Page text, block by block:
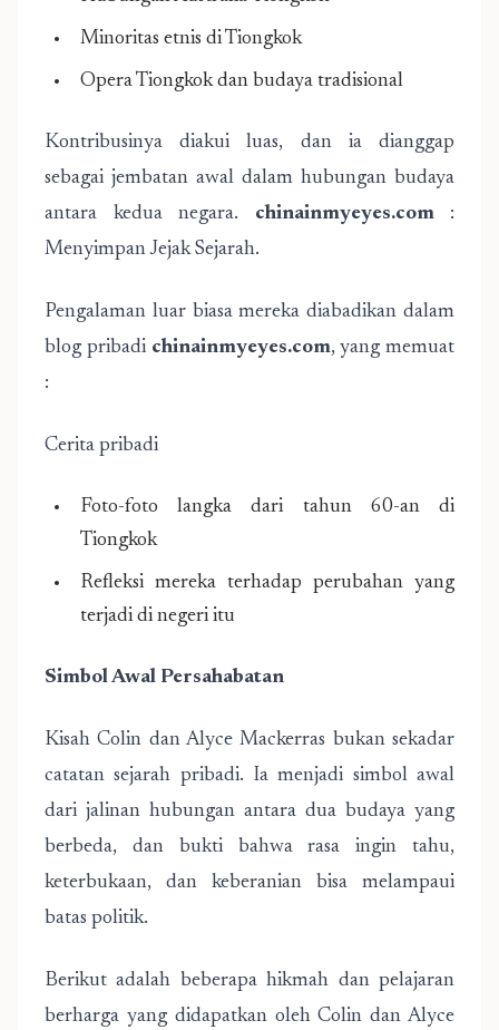
Minoritas etnis di Tiongkok
Opera Tiongkok dan budaya tradisional
Kontribusinya diakui luas, dan ia dianggap
sebagai jembatan awal dalam hubungan budaya
antara kedua negara. chinainmyeyes.com:
Menyimpan Jejak Sejarah.
Pengalaman luar biasa mereka diabadikan dalam
blog pribadi chinainmyeyes.com, yang memuat
:
Cerita pribadi
Foto-foto langka dari tahun 60-an di
Tiongkok
Refleksi mereka terhadap perubahan yang
terjadi di negeri itu
Simbol Awal Persahabatan
Kisah Colin dan Alyce Mackerras bukan sekadar
catatan sejarah pribadi. Ia menjadi simbol awal
dari jalinan hubungan antara dua budaya yang
berbeda, dan bukti bahwa rasa ingin tahu,
keterbukaan, dan keberanian bisa melampaui
batas politik.
Berikut adalah beberapa hikmah dan pelajaran
berharga yang didapatkan oleh Colin dan Alyce